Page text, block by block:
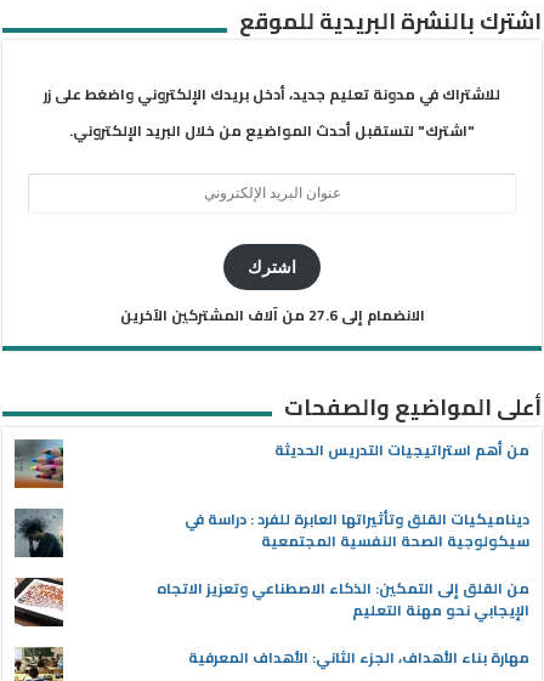
اشترك بالنشرة البريدية للموقع
للاشتراك في مدونة تعليم جديد، أدخل بريدك الإلكتروني واضغط على زر
"اشترك" لتستقبل أحدث المواضيع من خلال البريد الإلكتروني.
اشترك
الانضمام إلى 27.6 من آلاف المشتركين الآخرين
أعلى المواضيع والصفحات
من أهم استراتيجيات التدريس الحديثة
ديناميكيات القلق وتأثيراتها العابرة للفرد : دراسة في
سيكولوجية الصحة النفسية المجتمعية
من القلق إلى التمكين: الذكاء الاصطناعي وتعزيز الاتجاه
الإيجابي نحو مهنة التعليم
مهارة بناء الأهداف، الجزء الثاني: الأهداف المعرفية